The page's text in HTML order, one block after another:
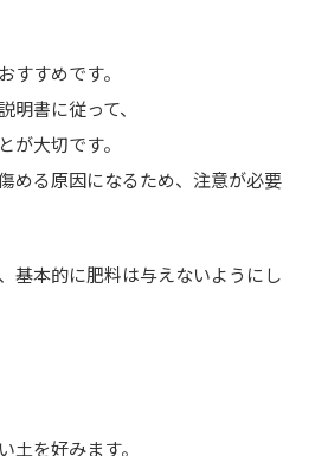
すすめです。
書に従って、
が大切です。
める原因になるため、注意が必要
基本的に肥料は与えないようにし
土を好みます。